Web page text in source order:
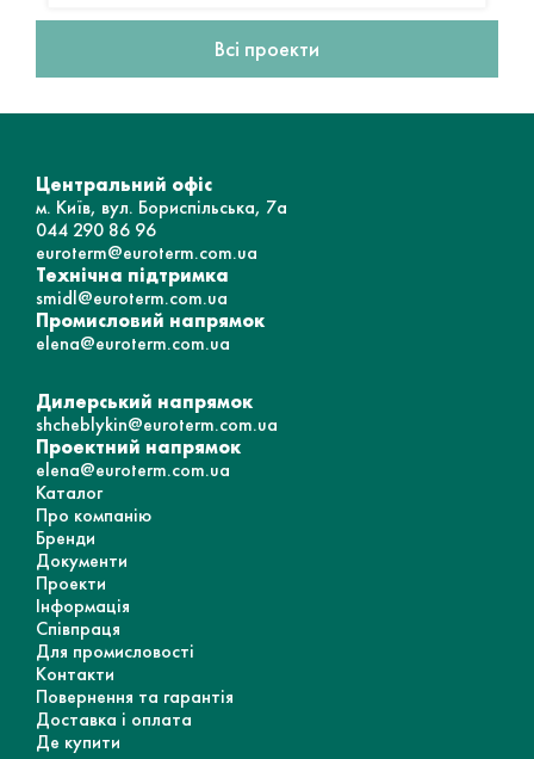
Всі проекти
Центральний офіс
м. Київ, вул. Бориспільська, 7а
044 290 86 96
euroterm@euroterm.com.ua
Технічна підтримка
smidl@euroterm.com.ua
Промисловий напрямок
elena@euroterm.com.ua
Дилерський напрямок
shcheblykin@euroterm.com.ua
Проектний напрямок
elena@euroterm.com.ua
Каталог
Про компанію
Бренди
Документи
Проекти
Інформація
Співпраця
Для промисловості
Контакти
Повернення та гарантія
Доставка і оплата
Де купити